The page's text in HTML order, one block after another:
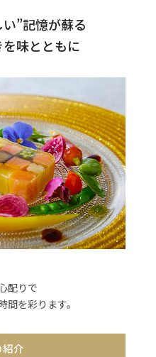
”記憶が蘇る
味とともに
配りで
を彩ります。
介